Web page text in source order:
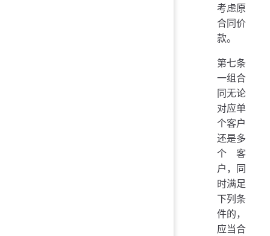
考虑原
合同价
款。
第七条
一组合
同无论
对应单
个客户
还是多
个客
户，同
时满足
下列条
件的，
应当合